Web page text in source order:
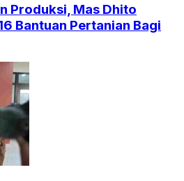
Produksi, Mas Dhito
Bantuan Pertanian Bagi